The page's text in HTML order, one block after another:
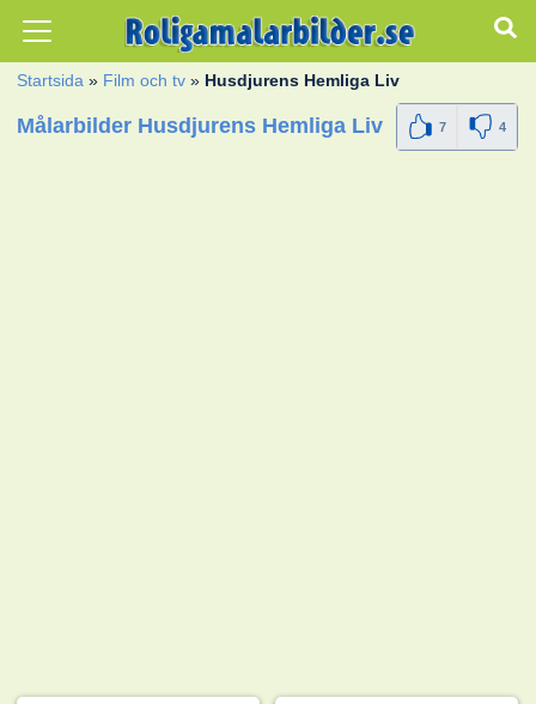
Startsida » Film och tv » Husdjurens Hemliga Liv
Målarbilder Husdjurens Hemliga Liv 7 4